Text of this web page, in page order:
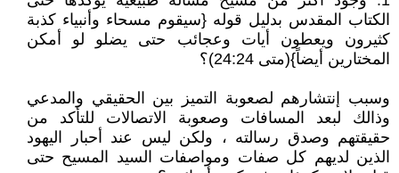
الكتاب المقدس بدليل قوله {سيقوم مسحاء وأنبياء كذبة
كثيرون ويعطون أيات وعجائب حتى يضلو لو أمكن
المختارين أيضاً}(متى 24:24)؟
وسبب إنتشارهم لصعوبة التميز بين الحقيقي والمدعي
وذالك لبعد المسافات وصعوبة الاتصالات للتأكد من
حقيقتهم وصدق رسالته ، ولكن ليس عند أحبار اليهود
الذين لديهم كل صفات ومواصفات السيد المسيح حتى